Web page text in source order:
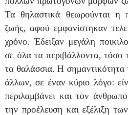
Τα θηλαστικά θεωρούνται η
ζωής, αφού εμφανίστηκαν
χρόνο. Έδειξαν μεγάλη
σε όλα τα περιβάλλοντα, τόσο
τα θαλάσσια. Η σημαντικότητα
άλλων, σε έναν κύριο λόγο:
περιλαμβάνει και τον
την προέλευση και εξέλιξη